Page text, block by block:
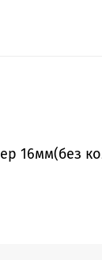
16мм(без